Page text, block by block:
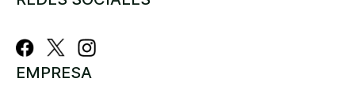
EMPRESA